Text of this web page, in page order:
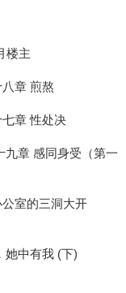
楼主
章 煎熬
章 性处决
九章 感同身受（第一
室的三洞大开
她中有我 (下)